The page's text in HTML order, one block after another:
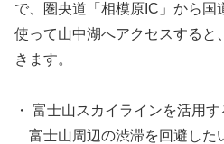
で、圏央道「相模原IC」から国
使って山中湖へアクセスすると
きます。
・ 富士山スカイラインを活用す
富士山周辺の渋滞を回避した